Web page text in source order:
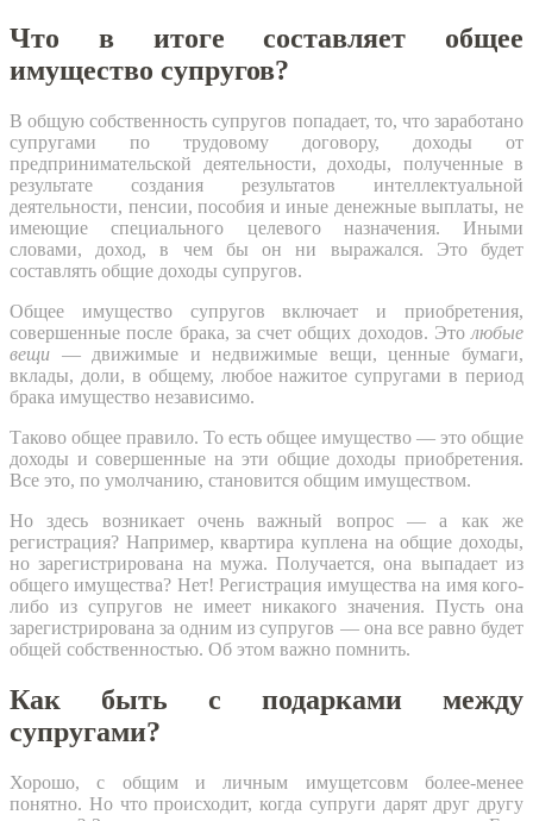
Что в итоге составляет общее
имущество супругов?
В общую собственность супругов попадает, то, что заработано
супругами по трудовому договору, доходы от
предпринимательской деятельности, доходы, полученные в
результате создания результатов интеллектуальной
деятельности, пенсии, пособия и иные денежные выплаты, не
имеющие специального целевого назначения. Иными
словами, доход, в чем бы он ни выражался. Это будет
составлять общие доходы супругов.
Общее имущество супругов включает и приобретения,
совершенные после брака, за счет общих доходов. Это любые
вещи — движимые и недвижимые вещи, ценные бумаги,
вклады, доли, в общему, любое нажитое супругами в период
брака имущество независимо.
Таково общее правило. То есть общее имущество — это общие
доходы и совершенные на эти общие доходы приобретения.
Все это, по умолчанию, становится общим имуществом.
Но здесь возникает очень важный вопрос — а как же
регистрация? Например, квартира куплена на общие доходы,
но зарегистрирована на мужа. Получается, она выпадает из
общего имущества? Нет! Регистрация имущества на имя кого-
либо из супругов не имеет никакого значения. Пусть она
зарегистрирована за одним из супругов — она все равно будет
общей собственностью. Об этом важно помнить.
Как быть с подарками между
супругами?
Хорошо, с общим и личным имущетсовм более-менее
понятно. Но что происходит, когда супруги дарят друг другу